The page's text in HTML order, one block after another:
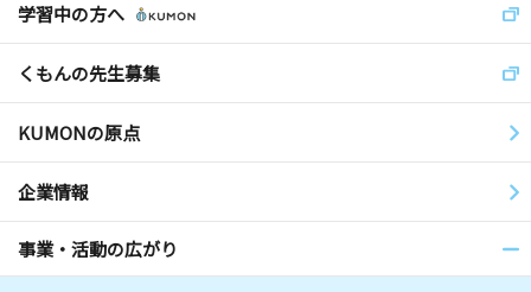
学習中の方へ
くもんの先生募集
KUMONの原点
企業情報
事業・活動の広がり